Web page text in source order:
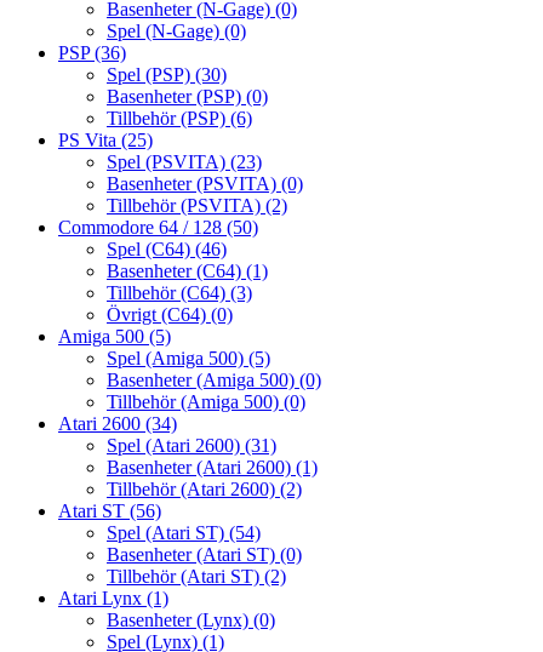
Basenheter (N-Gage) (0)
Spel (N-Gage) (0)
PSP(36)
Spel (PSP) (30)
Basenheter (PSP) (0)
Tillbehör (PSP) (6)
PS Vita (25)
Spel (PSVITA) (23)
Basenheter (PSVITA) (0)
Tillbehör (PSVITA) (2)
Commodore 64 / 128 (50)
Spel (C64) (46)
Basenheter (C64) (1)
Tillbehör (C64) (3)
Övrigt (C64) (0)
Amiga 500 (5)
Spel (Amiga 500) (5)
Basenheter (Amiga 500) (0)
Tillbehör (Amiga 500) (0)
Atari 2600 (34)
Spel (Atari 2600) (31)
Basenheter (Atari 2600) (1)
Tillbehör (Atari 2600) (2)
Atari ST (56)
Spel (Atari ST) (54)
Basenheter (Atari ST) (0)
Tillbehör (Atari ST) (2)
Atari Lynx (1)
Basenheter (Lynx) (0)
Spel (Lynx) (1)